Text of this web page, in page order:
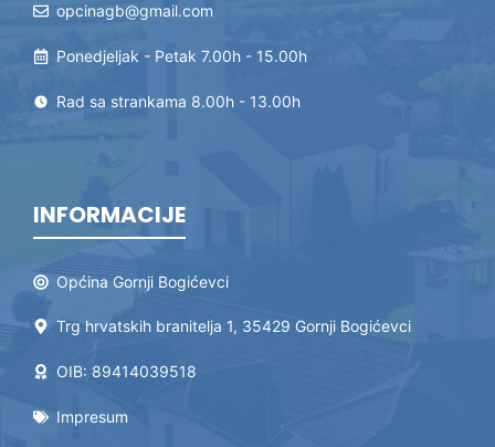
opcinagb@gmail.com
Ponedjeljak - Petak 7.00h - 15.00h
Rad sa strankama 8.00h - 13.00h
INFORMACIJE
Općina Gornji Bogićevci
Trg hrvatskih branitelja 1, 35429 Gornji Bogićevci
OIB: 89414039518
Impresum